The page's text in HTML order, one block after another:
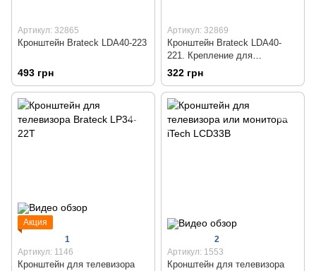
Артикул: 32865
Кронштейн Brateck LDA40-223
493 грн
Артикул: 32869
Кронштейн Brateck LDA40-
221. Крепление для
телевизора 13-43 дюймов
322 грн
Акция
1
Артикул: 1146
Кронштейн для телевизора
2
Артикул: 1553
Кронштейн для телевизора